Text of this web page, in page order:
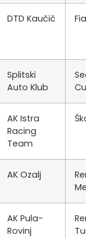
DTD Kaučič
Splitski
Auto Klub
AK Istra
Racing
Team
AK Ozalj
AK Pula-
Rovinj